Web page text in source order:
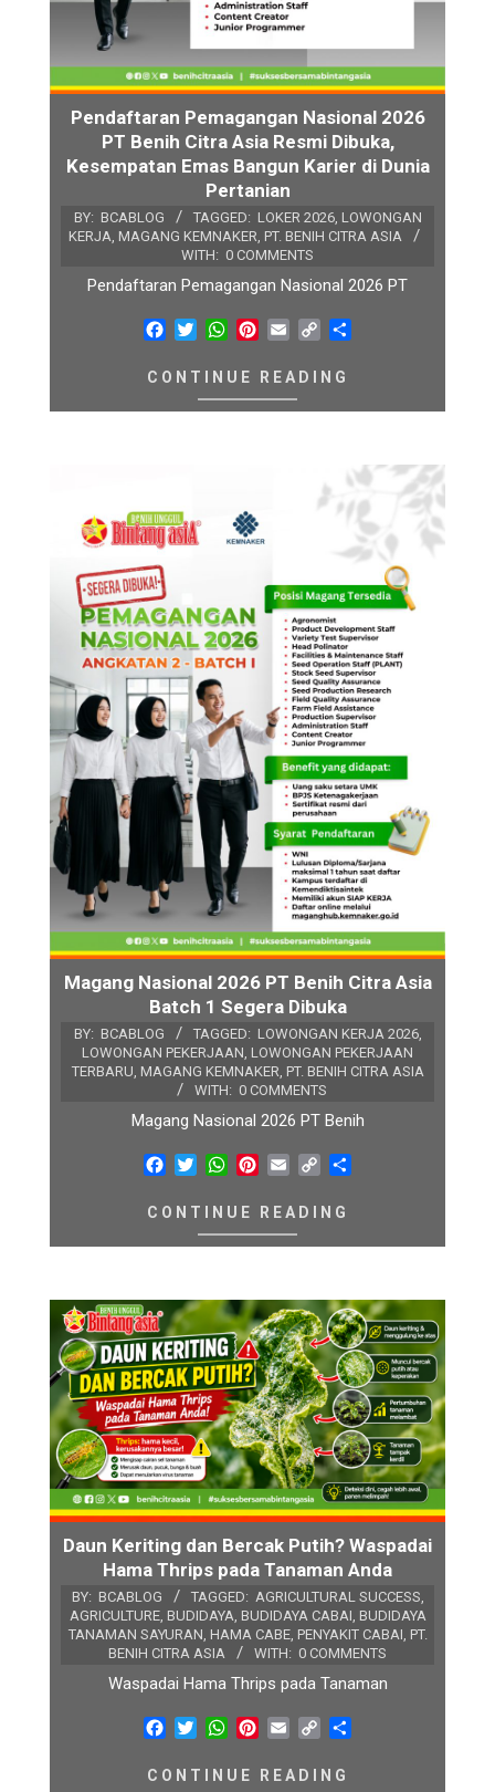
Pendaftaran Pemagangan Nasional 2026
PT Benih Citra Asia Resmi Dibuka,
Kesempatan Emas Bangun Karier di Dunia
Pertanian
BY: BCABLOG TAGGED: LOKER 2026, LOWONGAN
KERJA, MAGANG KEMNAKER, PT. BENIH CITRA ASIA
WITH: 0 COMMENTS
Pendaftaran Pemagangan Nasional 2026 PT
Facebook
TwitterWhatsApp
Pinterest
Email Copy
CONTINUE READING
Magang Nasional 2026 PT Benih Citra Asia
Batch 1 Segera Dibuka
BY: BCABLOG TAGGED: LOWONGAN KERJA 2026,
LOWONGAN PEKERJAAN, LOWONGAN PEKERJAAN
TERBARU, MAGANG KEMNAKER, PT. BENIH CITRA ASIA
WITH: 0 COMMENTS
Magang Nasional 2026 PT Benih
Facebook
TwitterWhatsApp
Pinterest
Email Copy
CONTINUE READING
Daun Keriting dan Bercak Putih? Waspadai
Hama Thrips pada Tanaman Anda
BY: BCABLOG TAGGED: AGRICULTURAL SUCCESS,
AGRICULTURE, BUDIDAYA, BUDIDAYA CABAI, BUDIDAYA
TANAMAN SAYURAN, HAMA CABE, PENYAKIT CABAI, PT.
BENIH CITRA ASIA
WITH: 0 COMMENTS
Waspadai Hama Thrips pada Tanaman
Facebook
TwitterWhatsApp
Pinterest
Email Copy
CONTINUE READING